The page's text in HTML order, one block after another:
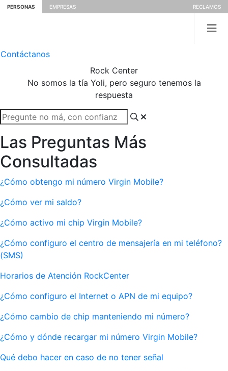
PERSONAS EMPRESAS RECLAMOS
Contáctanos
Rock Center
No somos la tía Yoli, pero seguro tenemos la
respuesta
Las Preguntas Más
Consultadas
¿Cómo obtengo mi número Virgin Mobile?
¿Cómo ver mi saldo?
¿Cómo activo mi chip Virgin Mobile?
¿Cómo configuro el centro de mensajería en mi teléfono?
(SMS)
Horarios de Atención RockCenter
¿Cómo configuro el Internet o APN de mi equipo?
¿Cómo cambio de chip manteniendo mi número?
¿Cómo y dónde recargar mi número Virgin Mobile?
Qué debo hacer en caso de no tener señal